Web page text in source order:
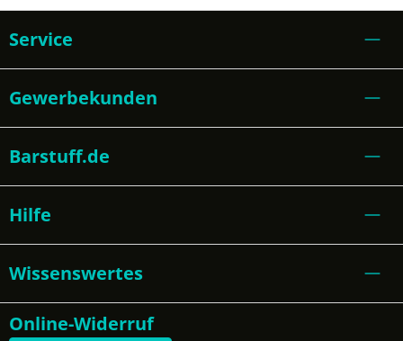
Service
Gewerbekunden
Barstuff.de
Hilfe
Wissenswertes
Online-Widerruf